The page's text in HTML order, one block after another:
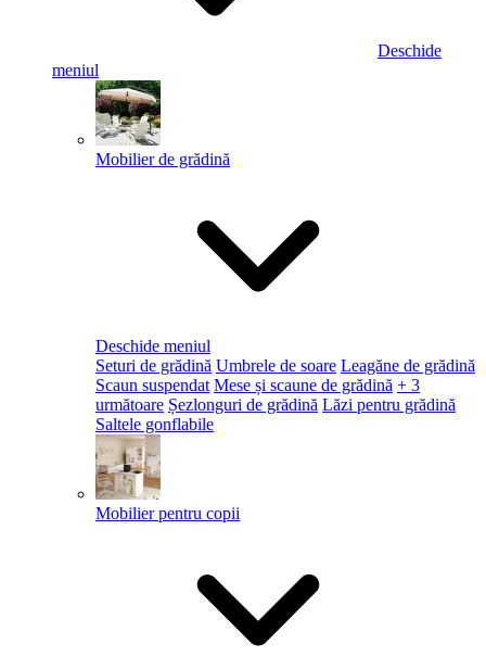
Deschide
meniul
Mobilier de grădină
Deschide meniul
Seturi de grădină Umbrele de soare Leagăne de grădină
Scaun suspendat Mese și scaune de grădină + 3
următoare Șezlonguri de grădină Lăzi pentru grădină
Saltele gonflabile
Mobilier pentru copii